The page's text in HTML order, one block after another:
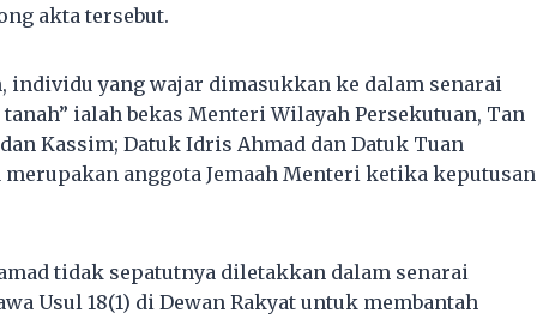
akta tersebut.
individu yang wajar dimasukkan ke dalam senarai
ialah bekas Menteri Wilayah Persekutuan, Tan
Kassim; Datuk Idris Ahmad dan Datuk Tuan
anggota Jemaah Menteri ketika keputusan
tidak sepatutnya diletakkan dalam senarai
Usul 18(1) di Dewan Rakyat untuk membantah